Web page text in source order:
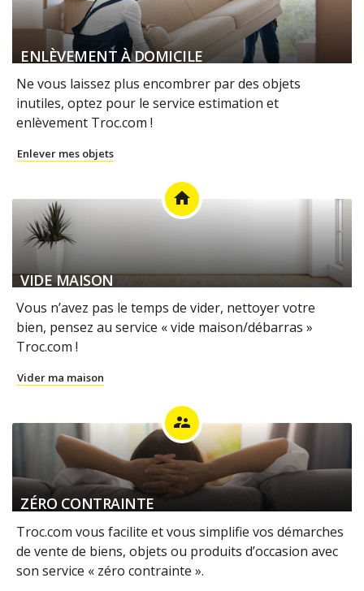
ENLÈVEMENT À DOMICILE
Ne vous laissez plus encombrer par des objets
inutiles, optez pour le service estimation et
enlèvement Troc.com !
Enlever mes objets
home
VIDE MAISON
Vous n’avez pas le temps de vider, nettoyer votre
bien, pensez au service « vide maison/débarras »
Troc.com !
Vider ma maison
supervisor_account
ZÉRO CONTRAINTE
Troc.com vous facilite et vous simplifie vos démarches
de vente de biens, objets ou produits d’occasion avec
son service « zéro contrainte ».